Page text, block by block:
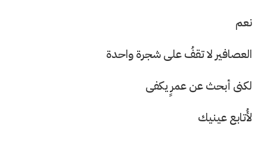
نعم
العصافير لا تقفُ على شجرة واحدة
لكنى أبحث عن عمرٍ يكفى
لأُتابع عينيك